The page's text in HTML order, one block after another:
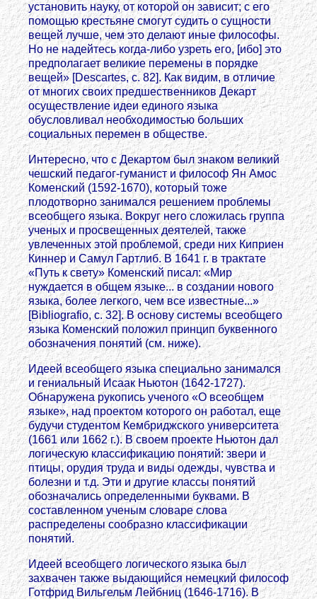
установить науку, от которой он зависит; с его
помощью крестьяне смогут судить о сущности
вещей лучше, чем это делают иные философы.
Но не надейтесь когда-либо узреть его, [ибо] это
предполагает великие перемены в порядке
вещей» [Descartes, с. 82]. Как видим, в отличие
от многих своих предшественников Декарт
осуществление идеи единого языка
обусловливал необходимостью больших
социальных перемен в обществе.
Интересно, что с Декартом был знаком великий
чешский педагог-гуманист и философ Ян Амос
Коменский (1592-1670), который тоже
плодотворно занимался решением проблемы
всеобщего языка. Вокруг него сложилась группа
ученых и просвещенных деятелей, также
увлеченных этой проблемой, среди них Киприен
Киннер и Самул Гартлиб. В 1641 г. в трактате
«Путь к свету» Коменский писал: «Мир
нуждается в общем языке... в создании нового
языка, более легкого, чем все известные...»
[Bibliografio, с. 32]. В основу системы всеобщего
языка Коменский положил принцип буквенного
обозначения понятий (см. ниже).
Идеей всеобщего языка специально занимался
и гениальный Исаак Ньютон (1642-1727).
Обнаружена рукопись ученого «О всеобщем
языке», над проектом которого он работал, еще
будучи студентом Кембриджского университета
(1661 или 1662 г.). В своем проекте Ньютон дал
логическую классификацию понятий: звери и
птицы, орудия труда и виды одежды, чувства и
болезни и т.д. Эти и другие классы понятий
обозначались определенными буквами. В
составленном ученым словаре слова
распределены сообразно классификации
понятий.
Идеей всеобщего логического языка был
захвачен также выдающийся немецкий философ
Готфрид Вильгельм Лейбниц (1646-1716). В